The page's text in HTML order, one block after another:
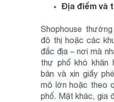
Địa điểm và
Shophouse
đô thị hoặc các
đắc địa – nơi mà
thự phố khó khăn
bán và xin giấy
mô lớn hoặc theo
phố. Mặt khác, gia